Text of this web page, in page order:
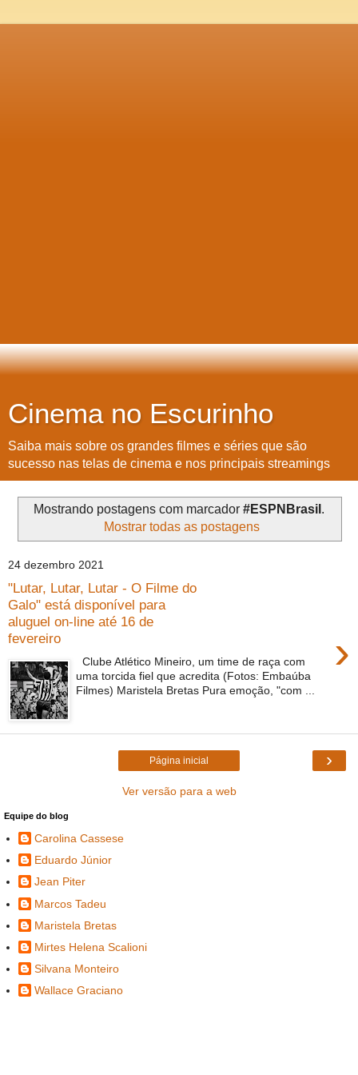
Cinema no Escurinho
Saiba mais sobre os grandes filmes e séries que são
sucesso nas telas de cinema e nos principais streamings
Mostrando postagens com marcador #ESPNBrasil .
Mostrar todas as postagens
24 dezembro 2021
"Lutar, Lutar, Lutar - O Filme do
Galo" está disponível para
aluguel on-line até 16 de
fevereiro
›
Clube Atlético Mineiro, um time de raça com
uma torcida fiel que acredita (Fotos: Embaúba
Filmes) Maristela Bretas Pura emoção, "com ...
›
Página inicial
Ver versão para a web
Equipe do blog
Carolina Cassese
Eduardo Júnior
Jean Piter
Marcos Tadeu
Maristela Bretas
Mirtes Helena Scalioni
Silvana Monteiro
Wallace Graciano